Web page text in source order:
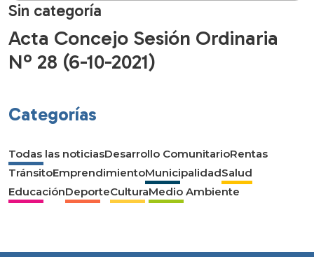
Sin categoría
Acta Concejo Sesión Ordinaria
Nº 28 (6-10-2021)
Categorías
Todas las noticiasDesarrollo ComunitarioRentas
TránsitoEmprendimientoMunicipalidadSalud
EducaciónDeporteCulturaMedio Ambiente